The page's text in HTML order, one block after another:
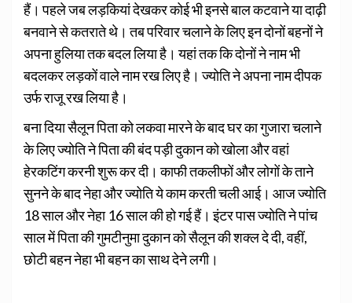
हैं। पहले जब लड़कियां देखकर कोई भी इनसे बाल कटवाने या दाढ़ी
बनवाने से कतराते थे। तब परिवार चलाने के लिए इन दोनों बहनों ने
अपना हुलिया तक बदल लिया है। यहां तक कि दोनों ने नाम भी
बदलकर लड़कों वाले नाम रख लिए है। ज्‍योति ने अपना नाम दीपक
उर्फ राजू रख ल‍िया है।
बना दिया सैलून पिता को लकवा मारने के बाद घर का गुजारा चलाने
के ल‍िए ज्योति ने पिता की बंद पड़ी दुकान को खोला और वहां
हेरकटिंग करनी शुरू कर दी। काफी तकलीफों और लोगों के ताने
सुनने के बाद नेहा और ज्‍योति ये काम करती चली आई। आज ज्योति
18 साल और नेहा 16 साल की हो गई हैं। इंटर पास ज्योति ने पांच
साल में पिता की गुमटीनुमा दुकान को सैलून की शक्ल दे दी, वहीं,
छोटी बहन नेहा भी बहन का साथ देने लगी।